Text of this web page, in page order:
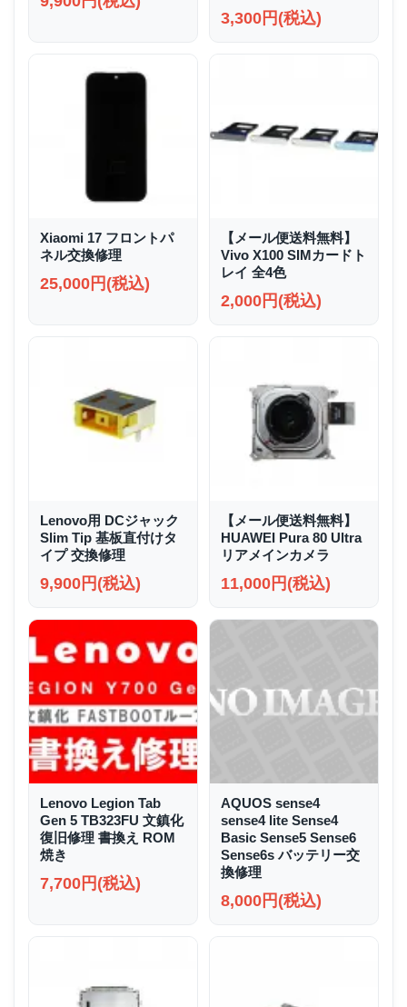
3,300円(税込)
Xiaomi 17 フロントパ
ネル交換修理
25,000円(税込)
【メール便送料無料】
Vivo X100 SIMカードト
レイ 全4色
2,000円(税込)
Lenovo用 DCジャック
Slim Tip 基板直付けタ
イプ 交換修理
9,900円(税込)
【メール便送料無料】
HUAWEI Pura 80 Ultra
リアメインカメラ
11,000円(税込)
Lenovo Legion Tab
Gen 5 TB323FU 文鎮化
復旧修理 書換え ROM
焼き
7,700円(税込)
AQUOS sense4
sense4 lite Sense4
Basic Sense5 Sense6
Sense6s バッテリー交
換修理
8,000円(税込)